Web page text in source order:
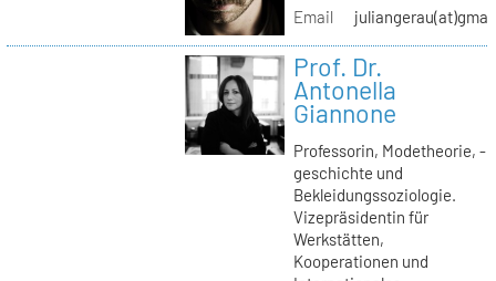
Email
Prof. Dr.
Antonella
Giannone
Professorin, Modetheorie, -
geschichte und
Bekleidungssoziologie.
Vizepräsidentin für
Werkstätten,
Kooperationen und